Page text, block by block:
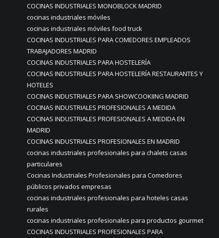
COCINAS INDUSTRIALES MONOBLOCK MADRID
cocinas industriales móviles
cocinas industriales móviles food truck
COCINAS INDUSTRIALES PARA COMEDORES EMPLEADOS
TRABAJADORES MADRID
COCINAS INDUSTRIALES PARA HOSTELERÍA
COCINAS INDUSTRIALES PARA HOSTELERÍA RESTAURANTES Y
HOTELES
COCINAS INDUSTRIALES PARA SHOWCOOKIING MADRID
COCINAS INDUSTRIALES PROFESIONALES A MEDIDA
COCINAS INDUSTRIALES PROFESIONALES A MEDIDA EN
MADRID
COCINAS INDUSTRIALES PROFESIONALES EN MADRID
cocinas industriales profesionales para chalets casas
particulares
Cocinas Industriales Profesionales para Comedores
públicos privados empresas
cocinas industriales profesionales para hoteles casas
rurales
cocinas industriales profesionales para productos gourmet
COCINAS INDUSTRIALES PROFESIONALES PARA